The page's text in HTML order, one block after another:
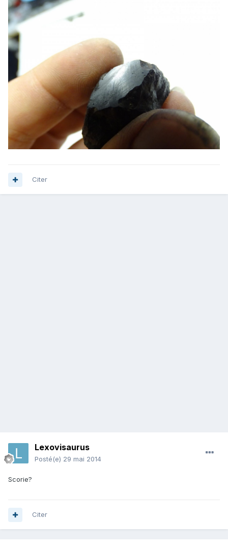
Citer
Lexovisaurus
Posté(e) 29 mai 2014
Scorie?
Citer